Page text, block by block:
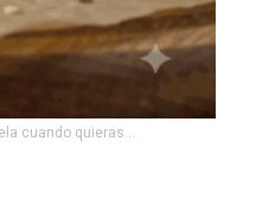
cuando quieras...